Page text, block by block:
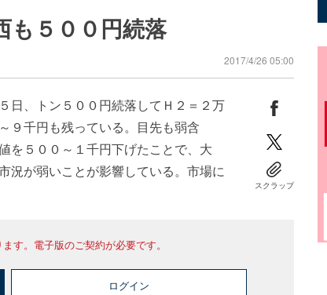
も５００円続落
2017/4/26 05:00
日、トン５００円続落してＨ２＝２万
９千円も残っている。目先も弱含
５００～１千円下げたことで、大
が弱いことが影響している。市場に
スクラップ
す。電子版のご契約が必要です。
ログイン